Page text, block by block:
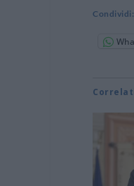
Condividi: